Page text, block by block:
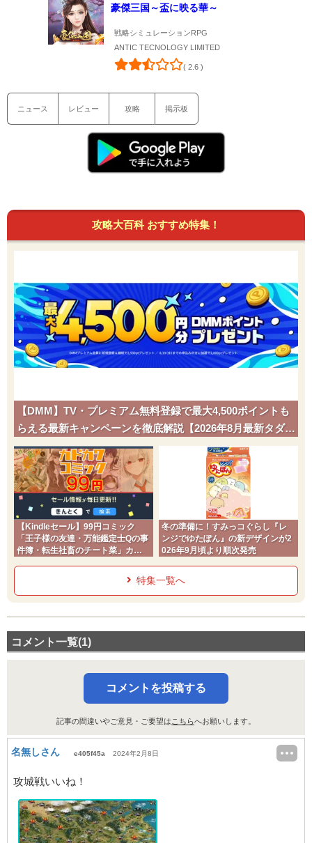
豪傑三国～盃に映る華～
戦略シミュレーションRPG
ANTIC TECNOLOGY LIMITED
( 2.6 )
ニュース レビュー 攻略 掲示板
攻略大百科 おすすめ特集！
【DMM】TV・プレミアム無料登録で最大4,500ポイントも
らえる最新キャンペーンを徹底解説【2026年8月最新タダポ
チ】
【Kindleセール】99円コミック
「王子様の友達・万能鑑定士Qの事
件簿・転生社畜のチート菜」カド
冬の準備に！すみっコぐらし『レ
ンジでゆたぽん』の新デザインが2
026年9月頃より順次発売
特集一覧へ
コメント一覧(1)
コメントを投稿する
記事の間違いやご意見・ご要望は こちらへお願いします。
名無しさん e405f45a 2024年2月8日
攻城戦いいね！